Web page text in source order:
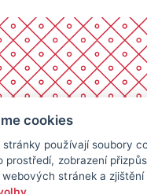
cookies
používají soubory
prostředí, zobrazení
stránek a